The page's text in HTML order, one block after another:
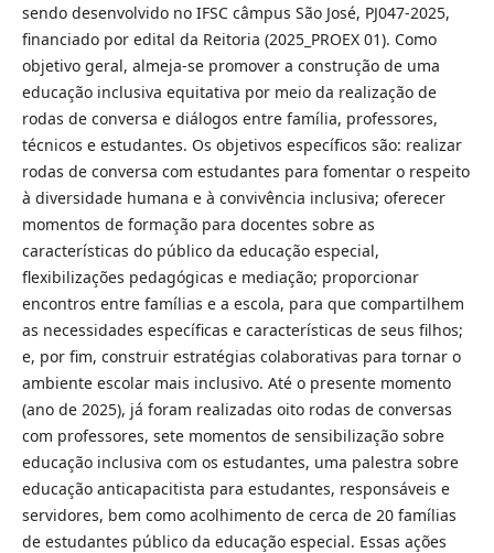
sendo desenvolvido no IFSC câmpus São José, PJ047-2025,
financiado por edital da Reitoria (2025_PROEX 01). Como
objetivo geral, almeja-se promover a construção de uma
educação inclusiva equitativa por meio da realização de
rodas de conversa e diálogos entre família, professores,
técnicos e estudantes. Os objetivos específicos são: realizar
rodas de conversa com estudantes para fomentar o respeito
à diversidade humana e à convivência inclusiva; oferecer
momentos de formação para docentes sobre as
características do público da educação especial,
flexibilizações pedagógicas e mediação; proporcionar
encontros entre famílias e a escola, para que compartilhem
as necessidades específicas e características de seus filhos;
e, por fim, construir estratégias colaborativas para tornar o
ambiente escolar mais inclusivo. Até o presente momento
(ano de 2025), já foram realizadas oito rodas de conversas
com professores, sete momentos de sensibilização sobre
educação inclusiva com os estudantes, uma palestra sobre
educação anticapacitista para estudantes, responsáveis e
servidores, bem como acolhimento de cerca de 20 famílias
de estudantes público da educação especial. Essas ações